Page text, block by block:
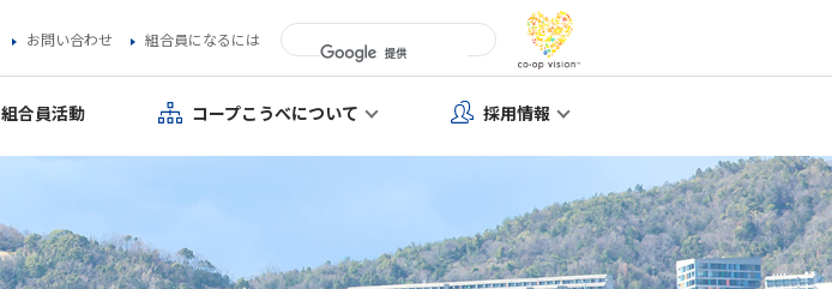
お問い合わせ 組合員になるには
組合員活動 コープこうべについて 採用情報